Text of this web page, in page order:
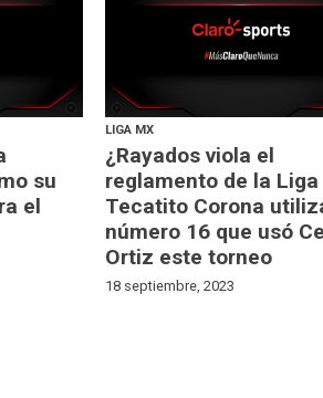
su
el
LIGA MX
¿Rayados viola el
reglamento de la Liga
Tecatito Corona
número 16 que usó
Ortiz este torneo
18 septiembre, 2023